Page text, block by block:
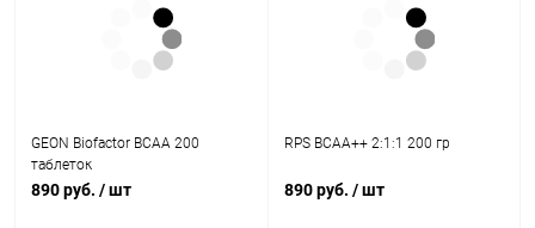
GEON Biofactor BCAA 200
таблеток
890 руб. / шт
RPS BCAA++ 2:1:1 200 гр
890 руб. / шт